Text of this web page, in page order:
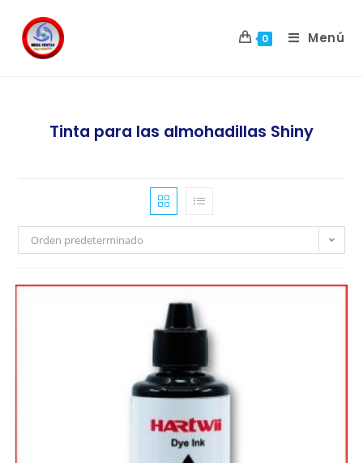
0 Menú
Tinta para las almohadillas Shiny
Orden predeterminado